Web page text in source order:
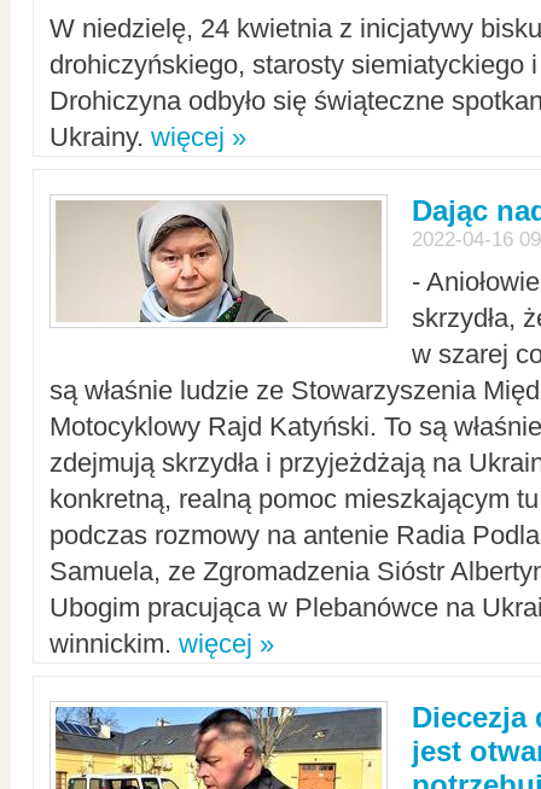
W niedzielę, 24 kwietnia z inicjatywy
drohiczyńskiego, starosty siemiatyckiego
Drohiczyna odbyło się świąteczne
Ukrainy. więcej »
Dając
2022-04-16
-
skrzydła,
w szarej
są właśnie ludzie ze Stowarzyszenia
Motocyklowy Rajd Katyński. To są
zdejmują skrzydła i przyjeżdżają na
konkretną, realną pomoc mieszkającym
podczas rozmowy na antenie Radia
Samuela, ze Zgromadzenia Sióstr
Ubogim pracująca w Plebanówce na
winnickim. więcej »
Diecezja
jest